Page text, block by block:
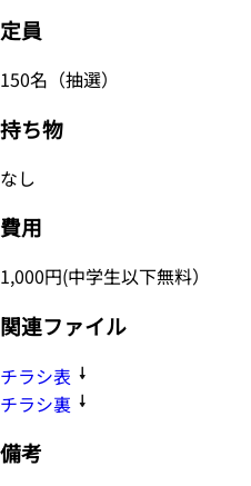
定員
150名（抽選）
持ち物
なし
費用
1,000円(中学生以下無料）
関連ファイル
チラシ表
チラシ裏
備考